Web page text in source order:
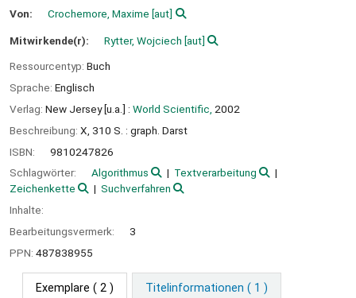
Von: Crochemore, Maxime [aut]
Mitwirkende(r): Rytter, Wojciech [aut]
Ressourcentyp: Buch
Sprache: Englisch
Verlag: New Jersey [u.a.] : World Scientific, 2002
Beschreibung: X, 310 S. : graph. Darst
ISBN:
9810247826
Schlagwörter:
Algorithmus
Textverarbeitung
Zeichenkette
Suchverfahren
Inhalte:
Bearbeitungsvermerk:
3
PPN: 487838955
Exemplare ( 2 ) Titelinformationen ( 1 )